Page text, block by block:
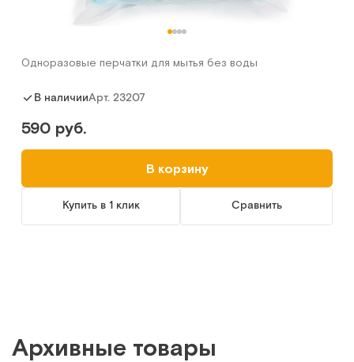
Одноразовые перчатки для мытья без воды
В наличииАрт. 23207
590 руб.
В корзину
Купить в 1 клик Сравнить
Архивные товары